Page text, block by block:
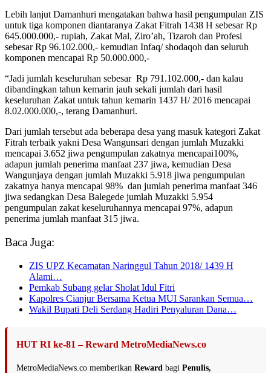
Lebih lanjut Damanhuri mengatakan bahwa hasil pengumpulan ZIS
untuk tiga komponen diantaranya Zakat Fitrah 1438 H sebesar Rp
645.000.000,- rupiah, Zakat Mal, Ziro’ah, Tizaroh dan Profesi
sebesar Rp 96.102.000,- kemudian Infaq/ shodaqoh dan seluruh
komponen mencapai Rp 50.000.000,-
“Jadi jumlah keseluruhan sebesar Rp 791.102.000,- dan kalau
dibandingkan tahun kemarin jauh sekali jumlah dari hasil
keseluruhan Zakat untuk tahun kemarin 1437 H/ 2016 mencapai
8.02.000.000,-, terang Damanhuri.
Dari jumlah tersebut ada beberapa desa yang masuk kategori Zakat
Fitrah terbaik yakni Desa Wangunsari dengan jumlah Muzakki
mencapai 3.652 jiwa pengumpulan zakatnya mencapai100%,
adapun jumlah penerima manfaat 237 jiwa, kemudian Desa
Wangunjaya dengan jumlah Muzakki 5.918 jiwa pengumpulan
zakatnya hanya mencapai 98% dan jumlah penerima manfaat 346
jiwa sedangkan Desa Balegede jumlah Muzakki 5.954
pengumpulan zakat keseluruhannya mencapai 97%, adapun
penerima jumlah manfaat 315 jiwa.
Baca Juga:
ZIS UPZ Kecamatan Naringgul Tahun 2018/ 1439 H
Alami…
Pemkab Subang gelar Sholat Idul Fitri
Kapolres Cianjur Bersama Ketua MUI Sarankan Semua…
Wakil Bupati Deli Serdang Hadiri Penyaluran Dana…
HUT RI ke-81 – Reward MetroMediaNews.co
MetroMediaNews.co memberikan Reward bagi Penulis,